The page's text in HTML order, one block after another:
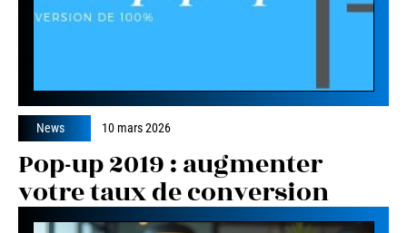
News 10 mars 2026
Pop-up 2019 : augmenter
votre taux de conversion